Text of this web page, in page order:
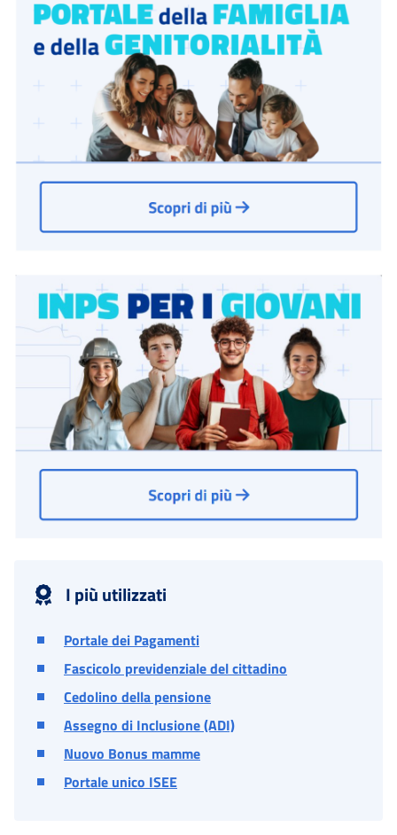
I più utilizzati
Portale dei Pagamenti
Fascicolo previdenziale del cittadino
Cedolino della pensione
Assegno di Inclusione (ADI)
Nuovo Bonus mamme
Portale unico ISEE